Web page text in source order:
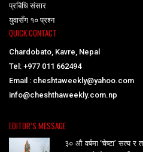
प्रबिधि संसार
युवासँग १० प्रश्न
QUICK CONTACT
Chardobato, Kavre, Nepal
Tel: +977 011 662494
Email : cheshtaweekly@yahoo.com
info@cheshthaweekly.com.np
EDITOR’S MESSAGE
३० औ वर्षमा ‘चेष्टा’ सत्य